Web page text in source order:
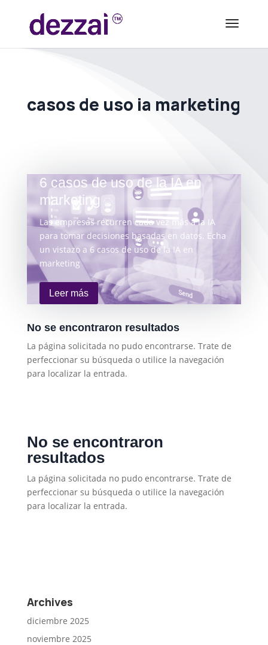
casos de uso ia marketing
6 casos de uso de la IA en
marketing
Las empresas recurren cada vez más a la IA
para tomar decisiones basadas en datos. Echa
un vistazo a 6 casos de uso de la IA en
marketing
Leer más
No se encontraron resultados
La página solicitada no pudo encontrarse. Trate de
perfeccionar su búsqueda o utilice la navegación
para localizar la entrada.
No se encontraron
resultados
La página solicitada no pudo encontrarse. Trate de
perfeccionar su búsqueda o utilice la navegación
para localizar la entrada.
Archives
diciembre 2025
noviembre 2025